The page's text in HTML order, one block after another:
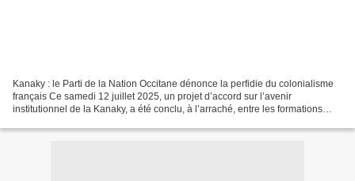
Kanaky : le Parti de la Nation Occitane dénonce la perfidie du colonialisme
français Ce samedi 12 juillet 2025, un projet d’accord sur l’avenir
institutionnel de la Kanaky, a été conclu, à l’arraché, entre les formations